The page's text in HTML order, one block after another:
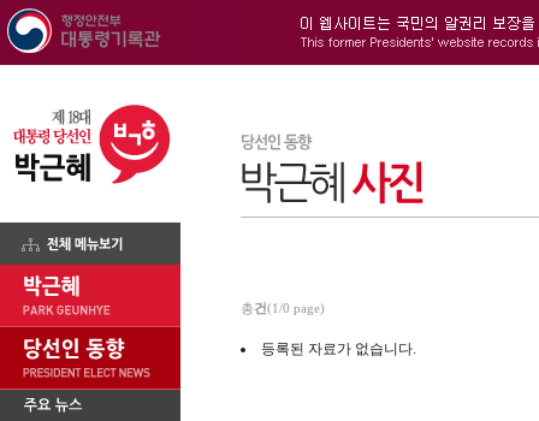
총건(1/0 page)
등록된 자료가 없습니다.